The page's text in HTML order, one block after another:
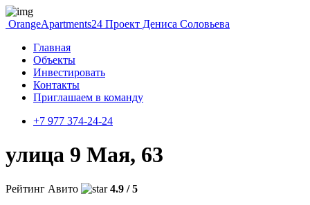
OrangeApartments24 Проект Дениса Соловьева
Главная
Объекты
Инвестировать
Контакты
Приглашаем в команду
+7 977 374-24-24
улица 9 Мая, 63
Рейтинг Авито 4.9 / 5